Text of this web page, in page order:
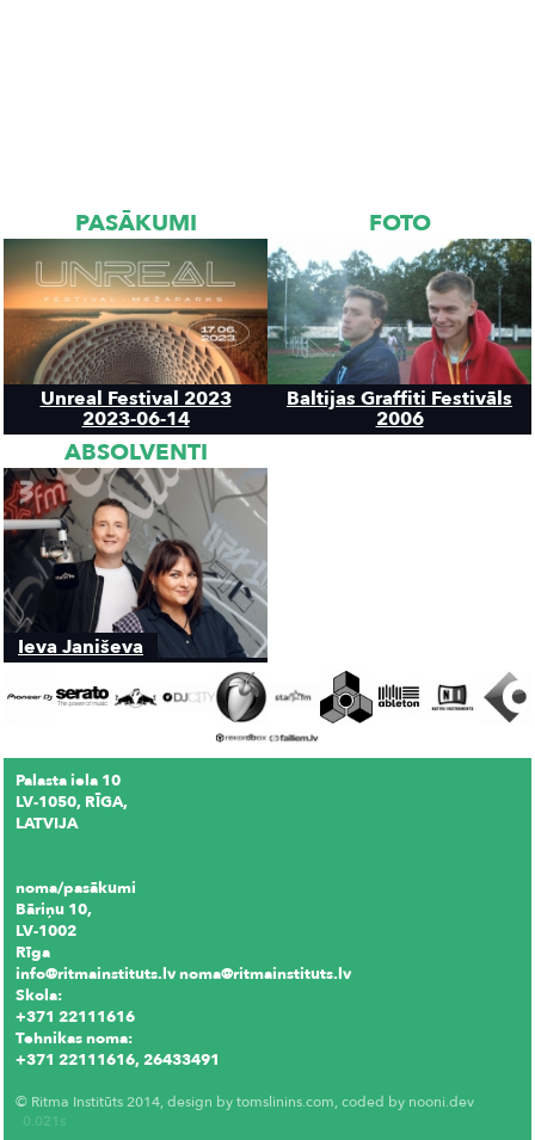
PASĀKUMI
Unreal Festival 2023
2023-06-14
FOTO
Baltijas Graffiti Festivāls
2006
ABSOLVENTI
Ieva Janiševa
Palasta iela 10
LV-1050, RĪGA,
LATVIJA
noma/pasākumi
Bāriņu 10,
LV-1002
Rīga
info@ritmainstituts.lv noma@ritmainstituts.lv
Skola:
+371 22111616
Tehnikas noma:
+371 22111616, 26433491
© Ritma Institūts 2014, design bytomslinins.com, coded by nooni.dev
0.021s